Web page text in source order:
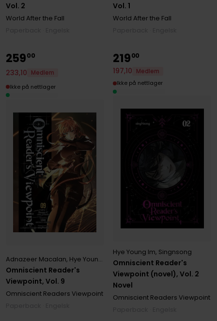
Vol. 2
World After the Fall
Vol. 1
World After the Fall
Omniscient Reader's
Viewpoint, Vol. 9
Adnazeer Macalan, Hye Young Im ,J. Torres,Singnsong ,Sleepy-
Omniscient Readers Viewpoint
25900
233,10
Medlem
Ikke på nettlager
Omniscient Reader's
Viewpoint (novel), Vol. 2
Novel
Hye Young Im, Singnsong
Omniscient Readers Viewpoint
21900
197,10
Medlem
Ikke på nettlager